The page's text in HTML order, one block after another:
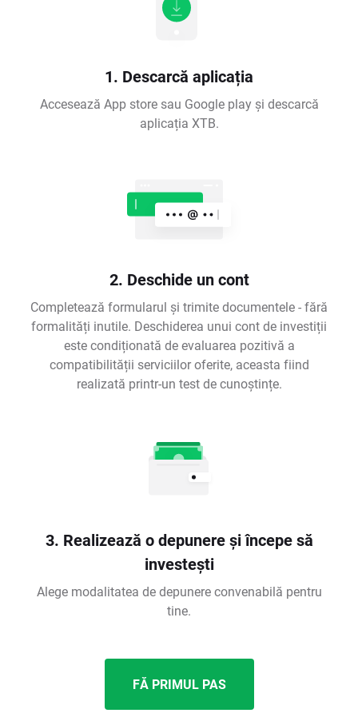
1. Descarcă aplicația
Accesează App store sau Google play și descarcă
aplicația XTB.
2. Deschide un cont
Completează formularul și trimite documentele - fără
formalități inutile. Deschiderea unui cont de investiții
este condiționată de evaluarea pozitivă a
compatibilității serviciilor oferite, aceasta fiind
realizată printr-un test de cunoștințe.
3. Realizează o depunere și începe să
investești
Alege modalitatea de depunere convenabilă pentru
tine.
FĂ PRIMUL PAS